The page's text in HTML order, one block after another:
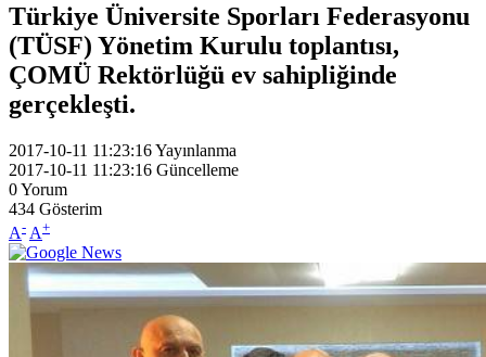
Türkiye Üniversite Sporları Federasyonu
(TÜSF) Yönetim Kurulu toplantısı,
ÇOMÜ Rektörlüğü ev sahipliğinde
gerçekleşti.
2017-10-11 11:23:16Yayınlanma
2017-10-11 11:23:16 Güncelleme
0Yorum
434 Gösterim
A- A+